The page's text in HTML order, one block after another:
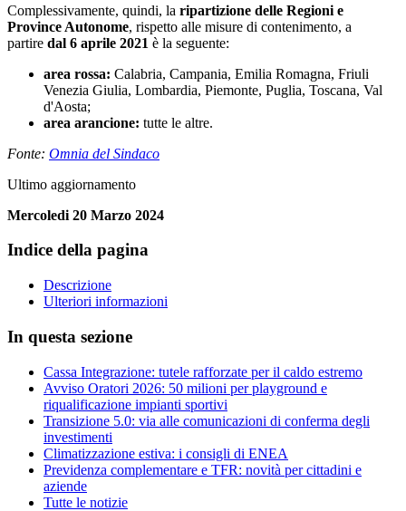
Complessivamente, quindi, la ripartizione delle Regioni e
Province Autonome, rispetto alle misure di contenimento, a
partire dal 6 aprile 2021 è la seguente:
area rossa: Calabria, Campania, Emilia Romagna, Friuli
Venezia Giulia, Lombardia, Piemonte, Puglia, Toscana, Val
d'Aosta;
area arancione: tutte le altre.
Fonte: Omnia del Sindaco
Ultimo aggiornamento
Mercoledi 20 Marzo 2024
Indice della pagina
Descrizione
Ulteriori informazioni
In questa sezione
Cassa Integrazione: tutele rafforzate per il caldo estremo
Avviso Oratori 2026: 50 milioni per playground e
riqualificazione impianti sportivi
Transizione 5.0: via alle comunicazioni di conferma degli
investimenti
Climatizzazione estiva: i consigli di ENEA
Previdenza complementare e TFR: novità per cittadini e
aziende
Tutte le notizie